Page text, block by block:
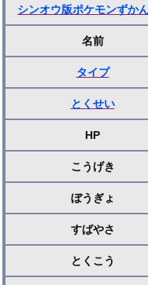
シンオウ版ポケモンずか
名前
タイプ
とくせい
HP
こうげき
ぼうぎょ
すばやさ
とくこう